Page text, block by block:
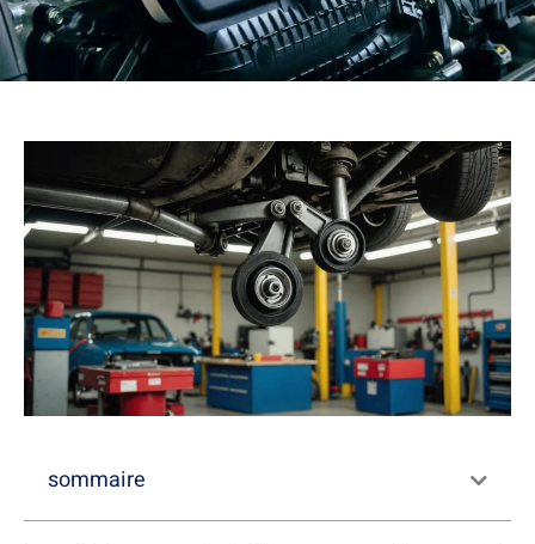
sommaire